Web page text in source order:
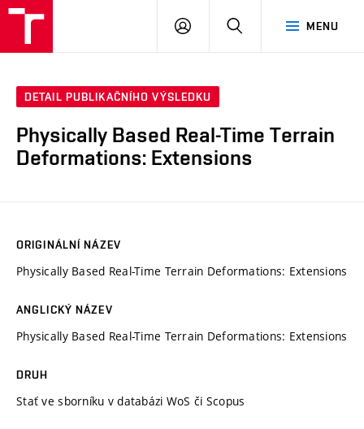
MENU
PŘIHLÁSIT
DETAIL PUBLIKAČNÍHO VÝSLEDKU
Physically Based Real-Time Terrain
Deformations: Extensions
ORIGINÁLNÍ NÁZEV
Physically Based Real-Time Terrain Deformations: Extensions
ANGLICKÝ NÁZEV
Physically Based Real-Time Terrain Deformations: Extensions
DRUH
Stať ve sborníku v databázi WoS či Scopus